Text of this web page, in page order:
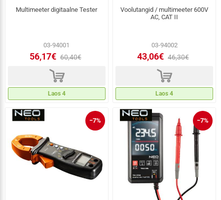
Multimeeter digitaalne Tester
03-94001
56,17€ 60,40€
d
Laos 4
Voolutangid / multimeeter 600V
AC, CAT II
03-94002
43,06€ 46,30€
d
Laos 4
−7% −7%